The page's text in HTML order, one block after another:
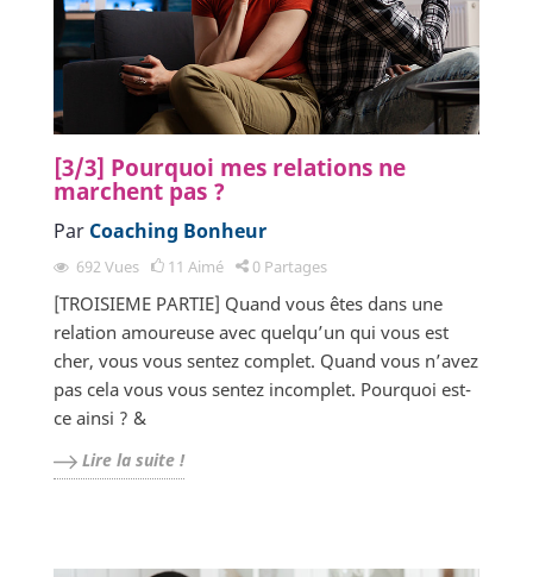
[3/3] Pourquoi mes relations ne
marchent pas ?
Par Coaching Bonheur
692Vues 11 Aimé 0 Partages
[TROISIEME PARTIE] Quand vous êtes dans une
relation amoureuse avec quelqu’un qui vous est
cher, vous vous sentez complet. Quand vous n’avez
pas cela vous vous sentez incomplet. Pourquoi est-
ce ainsi ? &
Lire la suite !